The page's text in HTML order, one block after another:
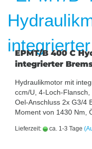
EPMT/B 400 C
integrierter
Hydraulikmotor mit
ccm/U, 4-Loch-Flansch,
Oel-Anschluss 2x G3/4
Moment von 1430 Nm,
Lieferzeit: ca. 1-3 Tage